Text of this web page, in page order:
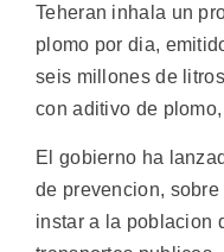
Teheran inhala un
plomo por dia,
seis millones de
con aditivo de
El gobierno ha
de prevencion,
instar a la poblacion